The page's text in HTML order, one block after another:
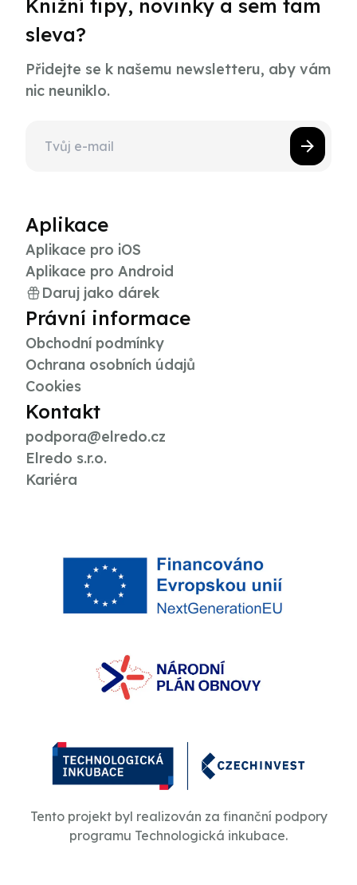
Knižní tipy, novinky a sem tam
sleva?
Přidejte se k našemu newsletteru, aby vám
nic neuniklo.
Aplikace
Aplikace pro iOS
Aplikace pro Android
Daruj jako dárek
Právní informace
Obchodní podmínky
Ochrana osobních údajů
Cookies
Kontakt
podpora@elredo.cz
Elredo s.r.o.
Kariéra
Tento projekt byl realizován za finanční podpory
programu Technologická inkubace.